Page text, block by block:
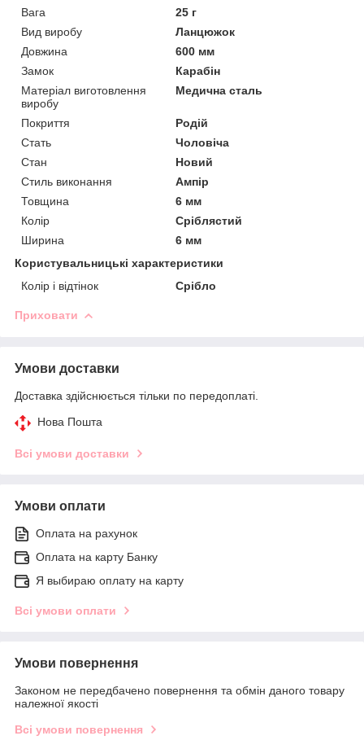
Вага
25 г
Вид виробу
Ланцюжок
Довжина
600 мм
Замок
Карабін
Матеріал виготовлення
виробу
Медична сталь
Покриття
Родій
Стать
Чоловіча
Стан
Новий
Стиль виконання
Ампір
Товщина
6 мм
Колір
Сріблястий
Ширина
6 мм
Користувальницькі характеристики
Колір і відтінок
Срібло
Приховати
Умови доставки
Доставка здійснюється тільки по передоплаті.
Нова Пошта
Всі умови доставки
Умови оплати
Оплата на рахунок
Оплата на карту Банку
Я выбираю оплату на карту
Всі умови оплати
Умови повернення
Законом не передбачено повернення та обмін даного товару
належної якості
Всі умови повернення